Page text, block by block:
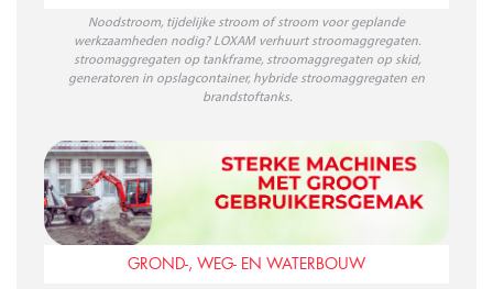
Noodstroom, tijdelijke stroom of stroom voor geplande
werkzaamheden nodig? LOXAM verhuurt stroomaggregaten.
stroomaggregaten op tankframe, stroomaggregaten op skid,
generatoren in opslagcontainer, hybride stroomaggregaten en
brandstoftanks.
GROND-, WEG- EN WATERBOUW